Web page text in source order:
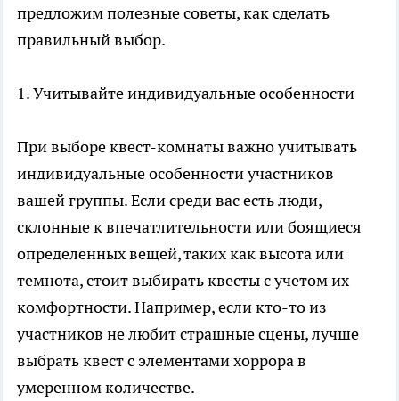
предложим полезные советы, как сделать
правильный выбор.
1. Учитывайте индивидуальные особенности
При выборе квест-комнаты важно учитывать
индивидуальные особенности участников
вашей группы. Если среди вас есть люди,
склонные к впечатлительности или боящиеся
определенных вещей, таких как высота или
темнота, стоит выбирать квесты с учетом их
комфортности. Например, если кто-то из
участников не любит страшные сцены, лучше
выбрать квест с элементами хоррора в
умеренном количестве.